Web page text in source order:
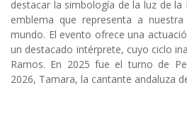
destacar la simbología de la luz de
emblema que representa a
mundo. El evento ofrece una
un destacado intérprete, cuyo ciclo
Ramos. En 2025 fue el turno de
2026, Tamara, la cantante andaluza